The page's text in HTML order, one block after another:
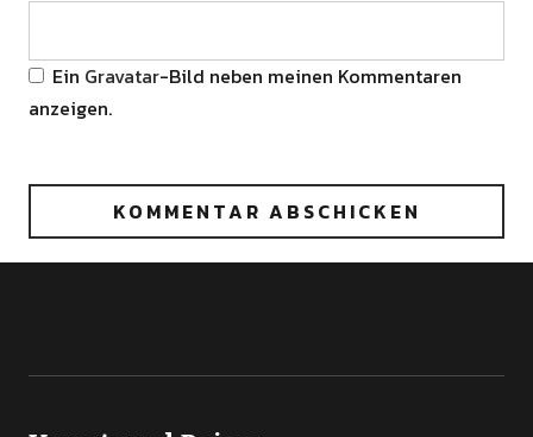
Ein Gravatar-Bild neben meinen Kommentaren
anzeigen.